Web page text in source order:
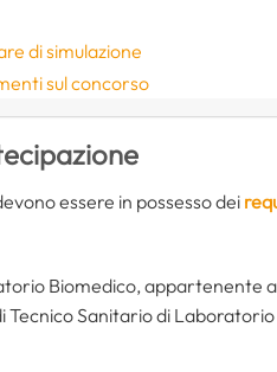
di simulazione
sul concorso
essere in possesso dei
Biomedico, appartenente
Sanitario di